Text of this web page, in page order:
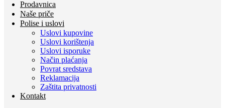
Prodavnica
Naše priče
Polise i uslovi
Uslovi kupovine
Uslovi korištenja
Uslovi isporuke
Način plaćanja
Povrat sredstava
Reklamacija
Zaštita privatnosti
Kontakt